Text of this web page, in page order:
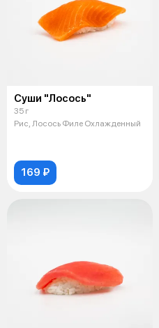
Суши "Лосось"
35 г
Рис, Лосось Филе Охлажденный
169 ₽